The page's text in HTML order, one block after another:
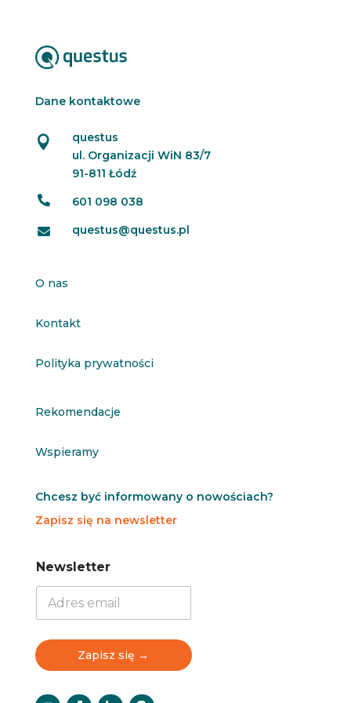
Dane kontaktowe

questus
ul. Organizacji WiN 83/7
91-811 Łódź
 601 098 038
 questus@questus.pl
O nas
Kontakt
Polityka prywatności
Rekomendacje
Wspieramy
Chcesz być informowany o nowościach?
Zapisz się na newsletter
e
w
l
t
t
e
e
w
l
t
t
e
Newsletter
Zapisz się →